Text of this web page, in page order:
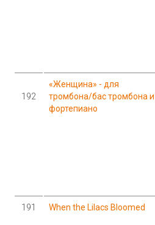
192
«Женщина» - для
тромбона/бас тромбона и
фортепиано
191 When the Lilacs Bloomed